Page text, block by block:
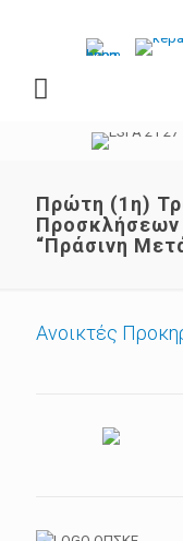
Πρώτη (1η)
“Πράσινη
Ανοικτές